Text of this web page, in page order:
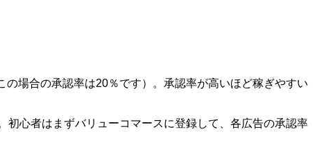
場合の承認率は20％です）。承認率が高いほど稼ぎやすい
心者はまずバリューコマースに登録して、各広告の承認率